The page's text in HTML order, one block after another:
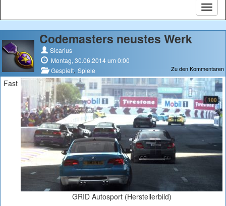
Codemasters neustes Werk
Sicarius
Montag, 30.06.2014 um 0:00
Zu den Kommentaren
Gespielt, Spiele
GRID Autosport (Herstellerbild)
Fast